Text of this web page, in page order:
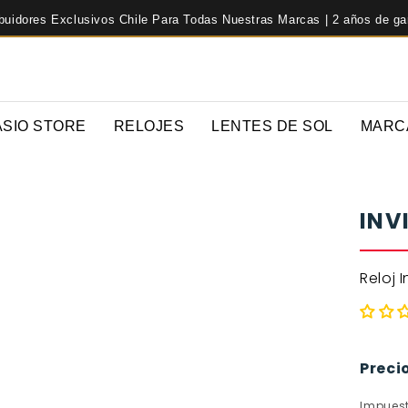
Exclusivos Chile Para Todas Nuestras Marcas | 2 años de
STORE RELOJES LENTES DE SOL
Reloj